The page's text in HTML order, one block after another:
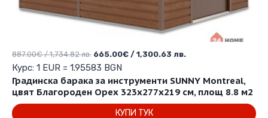
Градинска барака за инструменти SUNNY Montreal,
цвят Благороден Орех 323х277х219 см, площ 8.8 м2
887.00€/ 1,734.82 лв. Original
price
was:
887.00€
1,734.82 лв..
665.00€ / 1,300.63 лв.
е:
665.00€
Курс: 1 EUR = 1.95583 BGN
КУПИ ТУК